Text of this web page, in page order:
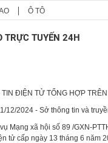
Ô TÔ
TRỰC TUYẾN 24H
ĐIỆN TỬ TỔNG HỢP
12/2024 - Sở thông tin và
Mạng xã hội số 89 /GXN-
tử cấp ngày 13 tháng 6 năm